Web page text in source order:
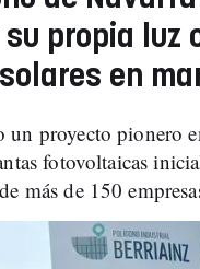
propia luz
en
un proyecto pionero
fotovoltaicas
más de 150